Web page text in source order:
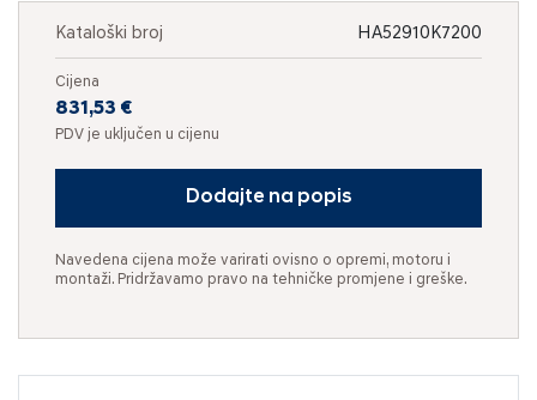
Kataloški broj HA52910K7200
Cijena
831,53 €
PDV je uključen u cijenu
Dodajte na popis
Navedena cijena može varirati ovisno o opremi, motoru i
montaži. Pridržavamo pravo na tehničke promjene i greške.